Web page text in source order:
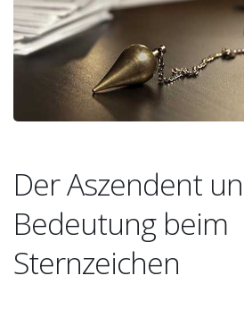
Der Aszendent
Bedeutung beim
Sternzeichen